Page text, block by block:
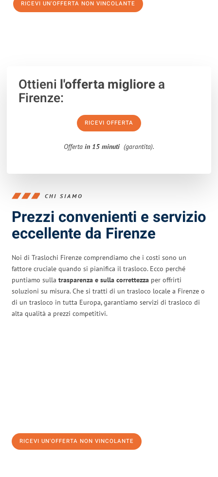
RICEVI UN'OFFERTA NON VINCOLANTE
Ottieni l'offerta migliorea
Firenze:
RICEVI OFFERTA
Offerta in 15 minuti (garantita).
CHI SIAMO
Prezzi convenienti e servizio
eccellente da Firenze
Noi di Traslochi Firenze comprendiamo che i costi sono un
fattore cruciale quando si pianifica il trasloco. Ecco perché
puntiamo sulla trasparenza e sulla correttezza per offrirti
soluzioni su misura. Che si tratti di un trasloco locale a Firenze o
di un trasloco in tutta Europa, garantiamo servizi di trasloco di
alta qualità a prezzi competitivi.
RICEVI UN'OFFERTA NON VINCOLANTE